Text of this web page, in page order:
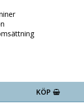
KÖP